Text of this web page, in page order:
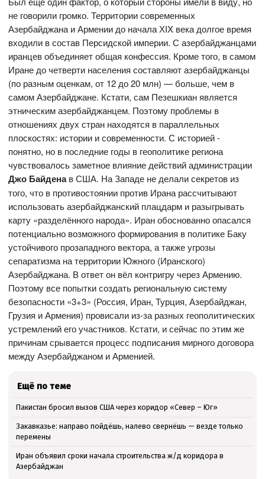
не говорили громко. Территории современных
Азербайджана и Армении до начала ХIX века долгое время
входили в состав Персидской империи. С азербайджанцами
иранцев объединяет общая конфессия. Кроме того, в самом
Иране до четверти населения составляют азербайджанцы
(по разным оценкам, от 12 до 20 млн) — больше, чем в
самом Азербайджане. Кстати, сам Пезешкиан является
этническим азербайджанцем. Поэтому проблемы в
отношениях двух стран находятся в параллельных
плоскостях: истории и современности. С историей -
понятно, но в последние годы в геополитике региона
чувствовалось заметное влияние действий администрации
Джо Байденав США. На Западе не делали секретов из
того, что в противостоянии против Ирана рассчитывают
использовать азербайджанский плацдарм и разыгрывать
карту «разделённого народа». Иран обоснованно опасался
потенциально возможного формирования в политике Баку
устойчивого прозападного вектора, а также угрозы
сепаратизма на территории Южного (Иранского)
Азербайджана. В ответ он вёл контригру через Армению.
Поэтому все попытки создать региональную систему
безопасности «3+3» (Россия, Иран, Турция, Азербайджан,
Грузия и Армения) провисали из-за разных геополитических
устремлений его участников. Кстати, и сейчас по этим же
причинам срывается процесс подписания мирного договора
между Азербайджаном и Арменией.
Ещё по теме
Пакистан бросил вызов США через коридор «Север – Юг»
Закавказье: направо пойдёшь, налево свернёшь — везде только
перемены
Иран объявил сроки начала строительства ж/д коридора в
Азербайджан